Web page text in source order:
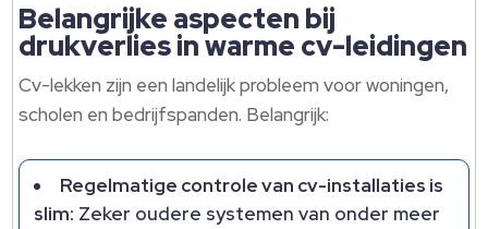
Belangrijke aspecten bij
drukverlies in warme cv-leidingen
Cv-lekken zijn een landelijk probleem voor woningen,
scholen en bedrijfspanden. Belangrijk:
Regelmatige controle van cv-installaties is
slim: Zeker oudere systemen van onder meer